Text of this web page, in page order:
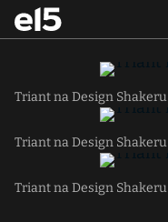
Triant na Design Shakeru
Triant na Design Shakeru
Triant na Design Shakeru